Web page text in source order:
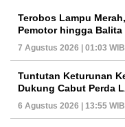
Terobos Lampu
Pemotor hingga Balita
7 Agustus 2026 | 01:03 WIB
Tuntutan Keturunan
Dukung Cabut Perda
6 Agustus 2026 | 13:55 WIB